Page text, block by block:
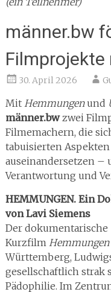
männer.bw
30. April 2026
Mit Hemmungenund
männer.bwzwei
Filmemachern, die
tabuisierten
auseinandersetzen –
Verantwortung und
HEMMUNGEN. Ein
von Lavi Siemens
Der dokumentarische
Kurzfilm Hemmungen
Württemberg,
gesellschaftlich strak
Pädophilie. Im